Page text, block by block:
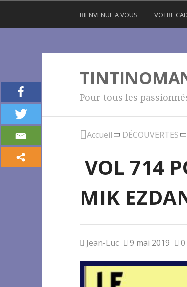
BIENVENUE A VOUS VOTRE
Pour tous les
Accueil DÉCOUVERTES
VOL 714
MIK
Jean-Luc 9 mai 2019 0